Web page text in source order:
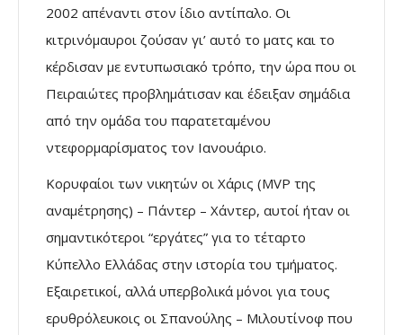
2002 απέναντι στον ίδιο αντίπαλο. Οι
κιτρινόμαυροι ζούσαν γι’ αυτό το ματς και το
κέρδισαν με εντυπωσιακό τρόπο, την ώρα που οι
Πειραιώτες προβλημάτισαν και έδειξαν σημάδια
από την ομάδα του παρατεταμένου
ντεφορμαρίσματος τον Ιανουάριο.
Κορυφαίοι των νικητών οι Χάρις (MVP της
αναμέτρησης) – Πάντερ – Χάντερ, αυτοί ήταν οι
σημαντικότεροι “εργάτες” για το τέταρτο
Κύπελλο Ελλάδας στην ιστορία του τμήματος.
Εξαιρετικοί, αλλά υπερβολικά μόνοι για τους
ερυθρόλευκοις οι Σπανούλης – Μιλουτίνοφ που